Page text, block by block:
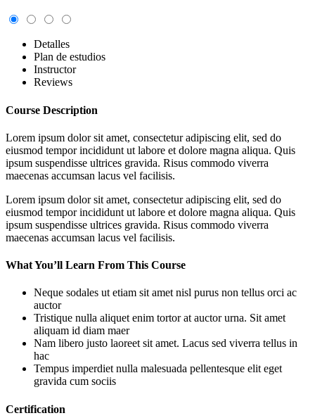
Detalles
Plan de estudios
Instructor
Reviews
Course Description
Lorem ipsum dolor sit amet, consectetur adipiscing elit, sed do
eiusmod tempor incididunt ut labore et dolore magna aliqua. Quis
ipsum suspendisse ultrices gravida. Risus commodo viverra
maecenas accumsan lacus vel facilisis.
Lorem ipsum dolor sit amet, consectetur adipiscing elit, sed do
eiusmod tempor incididunt ut labore et dolore magna aliqua. Quis
ipsum suspendisse ultrices gravida. Risus commodo viverra
maecenas accumsan lacus vel facilisis.
What You’ll Learn From This Course
Neque sodales ut etiam sit amet nisl purus non tellus orci ac
auctor
Tristique nulla aliquet enim tortor at auctor urna. Sit amet
aliquam id diam maer
Nam libero justo laoreet sit amet. Lacus sed viverra tellus in
hac
Tempus imperdiet nulla malesuada pellentesque elit eget
gravida cum sociis
Certification